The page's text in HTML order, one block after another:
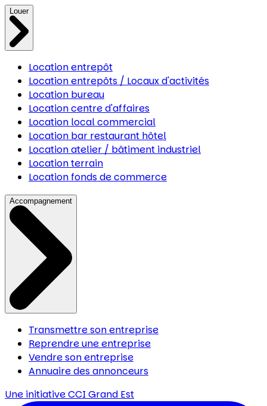
Louer
Location entrepôt
Location entrepôts / Locaux d'activités
Location bureau
Location centre d'affaires
Location local commercial
Location bar restaurant hôtel
Location atelier / bâtiment industriel
Location terrain
Location fonds de commerce
Accompagnement
Transmettre son entreprise
Reprendre une entreprise
Vendre son entreprise
Annuaire des annonceurs
Une initiativeCCI Grand Est